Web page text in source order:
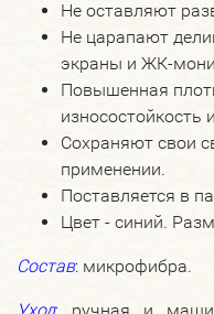
Не оставляют
Не царапают
экраны и ЖК-
Повышенная
износостойкость
Сохраняют свои
применении.
Поставляется в
Цвет - синий.
Состав: микрофибра.
Уход: ручная и